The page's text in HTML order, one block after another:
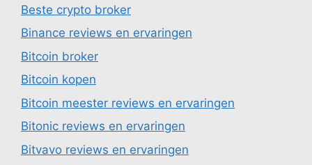
Beste crypto broker
Binance reviews en ervaringen
Bitcoin broker
Bitcoin kopen
Bitcoin meester reviews en ervaringen
Bitonic reviews en ervaringen
Bitvavo reviews en ervaringen